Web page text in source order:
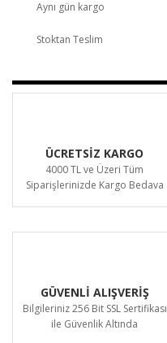
Aynı gün kargo
Stoktan Teslim
ÜCRETSİZ KARGO
4000 TL ve Üzeri Tüm
Siparişlerinizde Kargo Bedava
GÜVENLİ ALIŞVERİŞ
Bilgileriniz 256 Bit SSL Sertifikası
ile Güvenlik Altında